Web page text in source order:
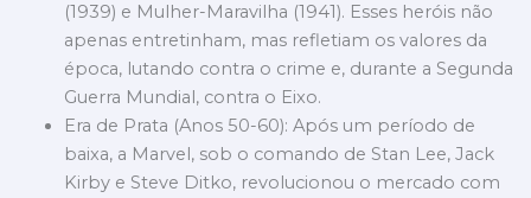
(1939) e Mulher-Maravilha (1941). Esses heróis não
apenas entretinham, mas refletiam os valores da
época, lutando contra o crime e, durante a Segunda
Guerra Mundial, contra o Eixo.
Era de Prata (Anos 50-60): Após um período de
baixa, a Marvel, sob o comando de Stan Lee, Jack
Kirby e Steve Ditko, revolucionou o mercado com